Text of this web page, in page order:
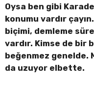
Oysa ben gibi
konumu vardır
biçimi, demleme
vardır. Kimse de bir
beğenmez genelde.
da uzuyor elbette.